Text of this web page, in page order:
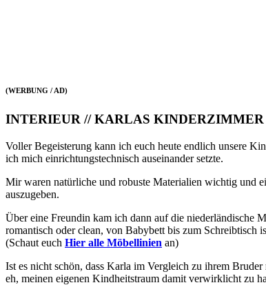
(WERBUNG / AD)
INTERIEUR // KARLAS
Voller Begeisterung kann ich euch heute endlich unsere
ich mich einrichtungstechnisch auseinander setzte.
Mir waren natürliche und robuste Materialien wichtig und
auszugeben.
Über eine Freundin kam ich dann auf die niederländische
romantisch oder clean, von Babybett bis zum Schreibtisch
(Schaut euch Hier alle Möbellinien an)
Ist es nicht schön, dass Karla im Vergleich zu ihrem
eh, meinen eigenen Kindheitstraum damit verwirklicht zu